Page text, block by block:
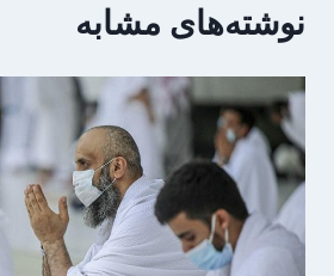
نوشته‌های مشابه